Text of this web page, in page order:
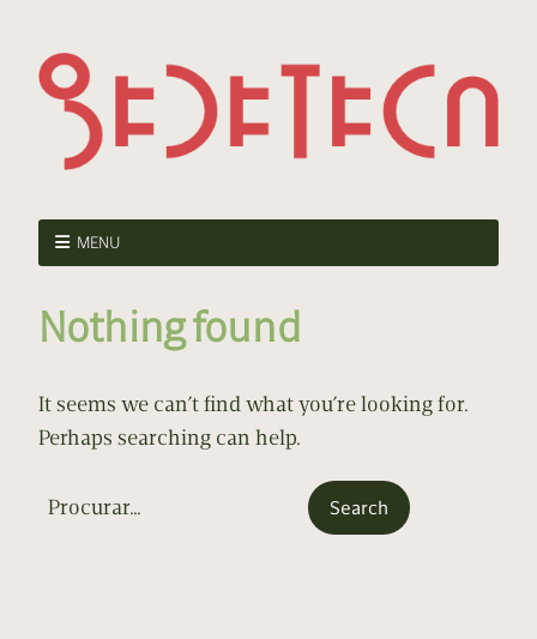
MENU
Nothing found
It seems we can’t find what you’re looking for.
Perhaps searching can help.